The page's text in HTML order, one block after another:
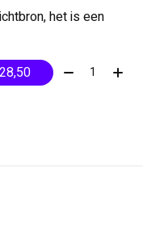
het is een
Aantal: